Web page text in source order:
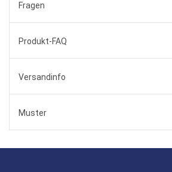
Fragen
Produkt-FAQ
Versandinfo
Muster